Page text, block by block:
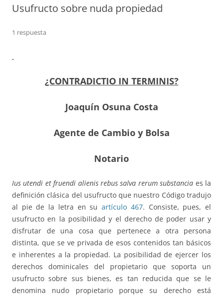
Usufructo sobre nuda propiedad
1 respuesta
¿CONTRADICTIO IN TERMINIS?
Joaquín Osuna Costa
Agente de Cambio y Bolsa
Notario
Ius utendi et fruendi alienis rebus salva rerum substancia es la
definición clásica del usufructo que nuestro Código tradujo
al pie de la letra en suartículo 467. Consiste, pues, el
usufructo en la posibilidad y el derecho de poder usar y
disfrutar de una cosa que pertenece a otra persona
distinta, que se ve privada de esos contenidos tan básicos
e inherentes a la propiedad. La posibilidad de ejercer los
derechos dominicales del propietario que soporta un
usufructo sobre sus bienes, es tan reducida que se le
denomina nudo propietario porque su derecho está